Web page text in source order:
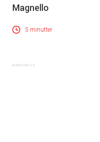
Magnello
5 minutter